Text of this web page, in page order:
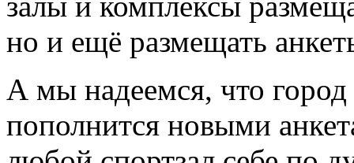
но и ещё размещать
А мы надеемся, что
пополнится новыми